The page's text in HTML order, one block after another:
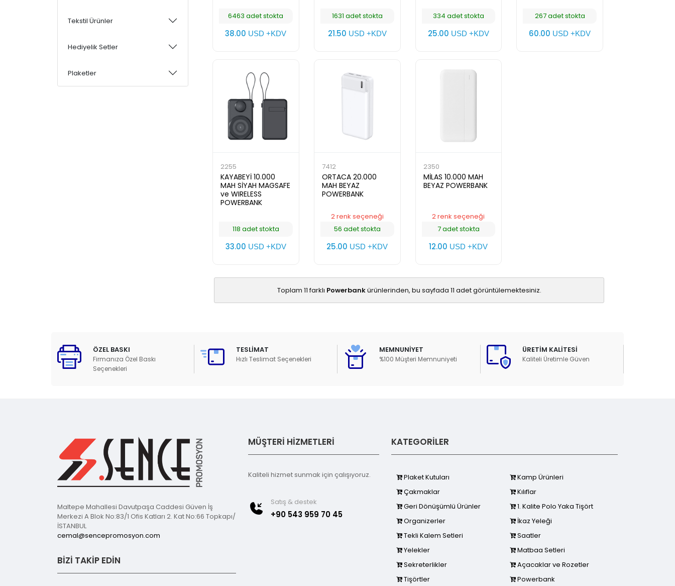
Tekstil Ürünler
Hediyelik Setler
Plaketler
6463 adet stokta
38.00 USD +KDV
1631 adet stokta
21.50 USD +KDV
334 adet stokta
25.00 USD +KDV
267 adet stokta
60.00 USD +KDV
2255
KAYABEYİ 10.000
MAH SİYAH MAGSAFE
ve WIRELESS
POWERBANK
118 adet stokta
33.00 USD +KDV
7412
ORTACA 20.000
MAH BEYAZ
POWERBANK
2 renk seçeneği
56 adet stokta
25.00 USD +KDV
2350
MİLAS 10.000 MAH
BEYAZ POWERBANK
2 renk seçeneği
7 adet stokta
12.00 USD +KDV
Toplam 11 farklı Powerbankürünlerinden, bu sayfada 11 adet görüntülemektesiniz.
ÖZEL BASKI
Firmanıza Özel Baskı
Seçenekleri
TESLİMAT
Hızlı Teslimat Seçenekleri
MEMNUNİYET
%100 Müşteri Memnuniyeti
ÜRETİM KALİTESİ
Kaliteli Üretimle Güven
Maltepe Mahallesi Davutpaşa Caddesi Güven İş
Merkezi A Blok No:83/1 Ofis Katları 2. Kat No:66 Topkapı/
İSTANBUL
cemal@sencepromosyon.com
BİZİ TAKİP EDİN
MÜŞTERİ HİZMETLERİ
Kaliteli hizmet sunmak için çalışıyoruz.
Satış & destek
+90 543 959 70 45
KATEGORİLER
Plaket Kutuları
Kamp Ürünleri
Çakmaklar
Kılıflar
Geri Dönüşümlü Ürünler
1. Kalite Polo Yaka Tişört
Organizerler
İkaz Yeleği
Tekli Kalem Setleri
Saatler
Yelekler
Matbaa Setleri
Sekreterlikler
Açacaklar ve Rozetler
Tişörtler
Powerbank